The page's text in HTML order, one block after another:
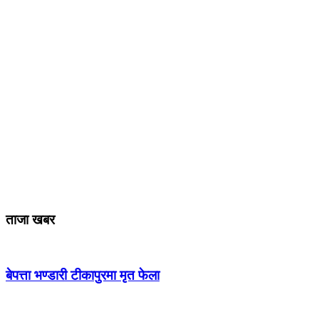
ताजा खबर
बेपत्ता भण्डारी टीकापुरमा मृत फेला